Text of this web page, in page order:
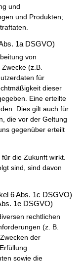
und
und Produkten;
1a DSGVO)
von
(z.B.
für
dieser
Eine erteilte
Dies gilt auch für
die vor der Geltung
gegenüber erteilt
die Zukunft wirkt.
sind, sind davon
6 Abs. 1c DSGVO)
1e DSGVO)
rechtlichen
(z. B.
der
sowie die